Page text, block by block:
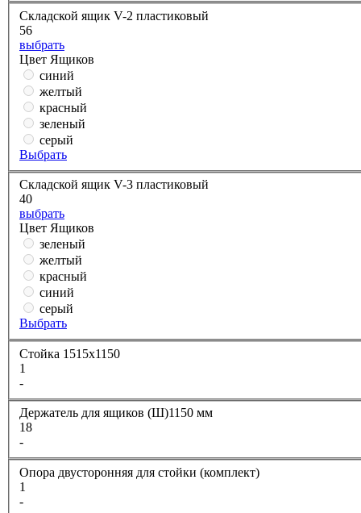
Складской ящик V-2 пластиковый
56
выбрать
Цвет Ящиков
синий
желтый
красный
зеленый
серый
Выбрать
Складской ящик V-3 пластиковый
40
выбрать
Цвет Ящиков
зеленый
желтый
красный
синий
серый
Выбрать
Стойка 1515х1150
1
-
Держатель для ящиков (Ш)1150 мм
18
-
Опора двусторонняя для стойки (комплект)
1
-